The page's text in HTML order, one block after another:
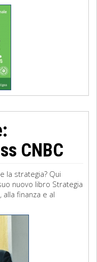
CNBC
la strategia? Qui
nuovo libro Strategia
alla finanza e al